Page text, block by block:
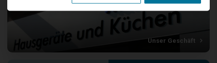
Unser Geschäft